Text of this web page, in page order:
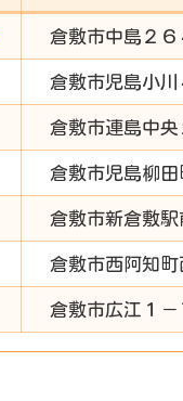
倉敷市中島２６
倉敷市児島小川
倉敷市連島中央
倉敷市児島柳田
倉敷市新倉敷
倉敷市西阿知町
倉敷市広江１－